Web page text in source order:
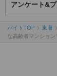
アンケート&
バイトTOP 東海
な高齢者マンション